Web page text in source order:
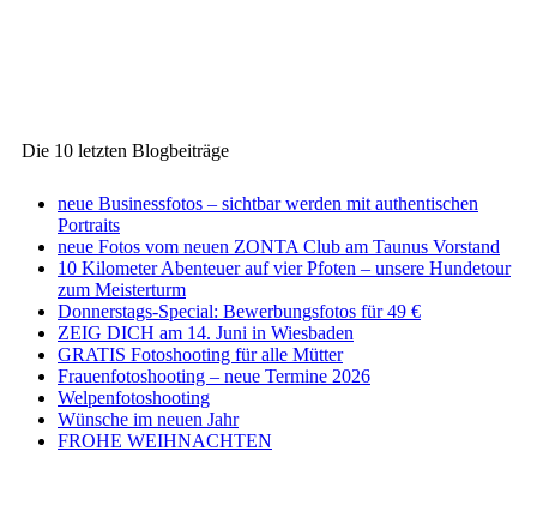
Die 10 letzten Blogbeiträge
neue Businessfotos – sichtbar werden mit authentischen
Portraits
neue Fotos vom neuen ZONTA Club am Taunus Vorstand
10 Kilometer Abenteuer auf vier Pfoten – unsere Hundetour
zum Meisterturm
Donnerstags-Special: Bewerbungsfotos für 49 €
ZEIG DICH am 14. Juni in Wiesbaden
GRATIS Fotoshooting für alle Mütter
Frauenfotoshooting – neue Termine 2026
Welpenfotoshooting
Wünsche im neuen Jahr
FROHE WEIHNACHTEN